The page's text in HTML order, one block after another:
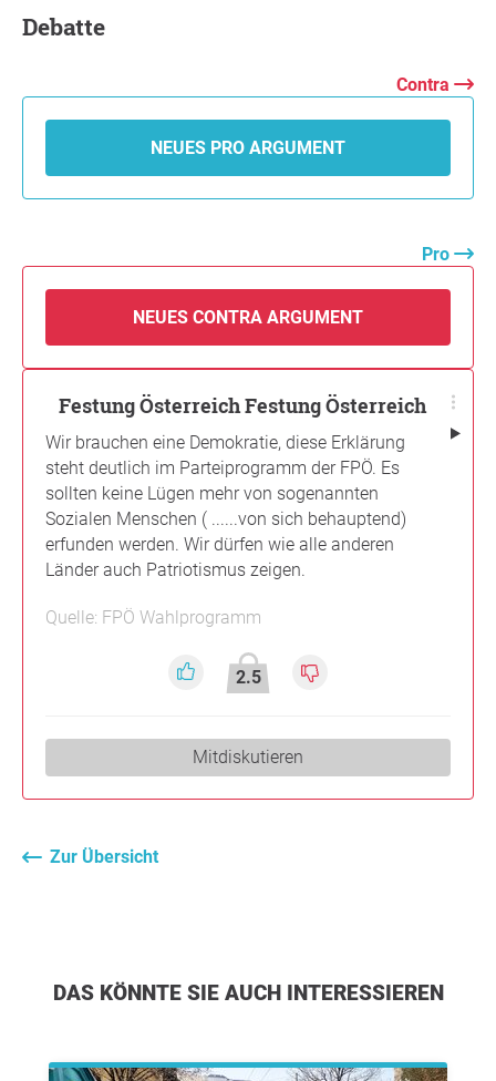
Debatte
Contra
NEUES PRO ARGUMENT
Pro
NEUES CONTRA ARGUMENT
Festung Österreich Festung Österreich
Wir brauchen eine Demokratie, diese Erklärung
steht deutlich im Parteiprogramm der FPÖ. Es
sollten keine Lügen mehr von sogenannten
Sozialen Menschen ( ......von sich behauptend)
erfunden werden. Wir dürfen wie alle anderen
Länder auch Patriotismus zeigen.
Quelle: FPÖ Wahlprogramm
2.5
Mitdiskutieren
Zur Übersicht
DAS KÖNNTE SIE AUCH INTERESSIEREN